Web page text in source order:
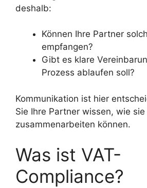
deshalb:
Können Ihre Partner
empfangen?
Gibt es klare
Prozess ablaufen soll?
Kommunikation ist hier
Sie Ihre Partner wissen, wie
zusammenarbeiten können.
Was ist VAT-
Compliance?